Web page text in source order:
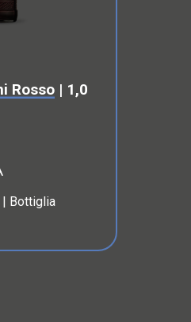
Rosso | 1,0
| Bottiglia